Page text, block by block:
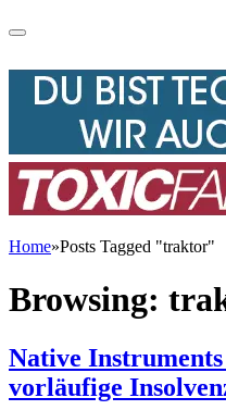
Home»Posts Tagged "traktor"
Browsing:
Native
vorläufige